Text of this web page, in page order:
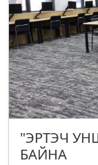
"ЭРТЭЧ
БАЙНА